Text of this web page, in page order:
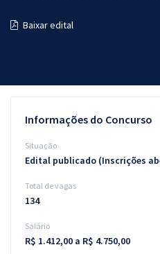
Questões grátis
Blog
Aprovados
Baixar edital
Informações do Concurso
Situação
Edital publicado (Inscrições
Total de vagas
134
Salário
R$ 1.412,00 a R$ 4.750,00